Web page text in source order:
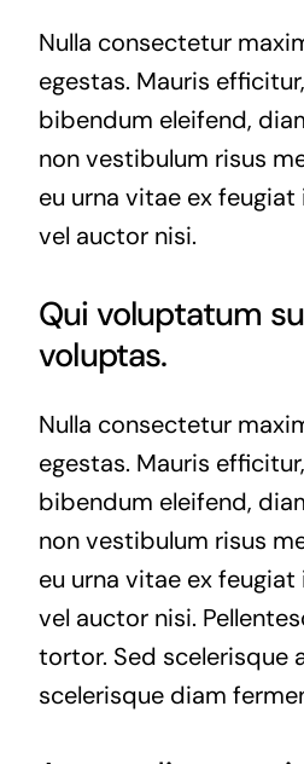
Nulla consectetur
egestas. Mauris
bibendum eleifend,
non vestibulum risus
eu urna vitae ex
vel auctor nisi.
Qui voluptatum
voluptas.
Nulla consectetur
egestas. Mauris
bibendum eleifend,
non vestibulum risus
eu urna vitae ex
vel auctor nisi.
tortor. Sed scelerisque
scelerisque diam